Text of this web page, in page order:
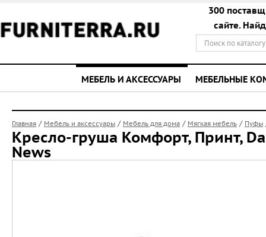
300
сайте.
МЕБЕЛЬ И АКСЕССУАРЫ МЕБЕЛЬНЫЕ
Главная / Мебель и аксессуары / Мебель для дома / Мягкая мебель / Пуфы
Кресло-груша Комфорт, Принт,
News